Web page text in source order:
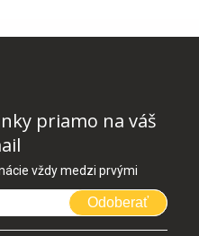
priamo na váš
vždy medzi prvými
Odoberať